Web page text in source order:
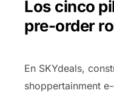
Los cinco
pre-order
En SKYdeals,
shoppertainment